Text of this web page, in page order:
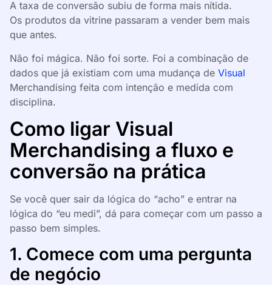
A taxa de conversão subiu de forma mais nítida.
Os produtos da vitrine passaram a vender bem mais
que antes.
Não foi mágica. Não foi sorte. Foi a combinação de
dados que já existiam com uma mudança de Visual
Merchandising feita com intenção e medida com
disciplina.
Como ligar Visual
Merchandising a fluxo e
conversão na prática
Se você quer sair da lógica do “acho” e entrar na
lógica do “eu medi”, dá para começar com um passo a
passo bem simples.
1. Comece com uma pergunta
de negócio